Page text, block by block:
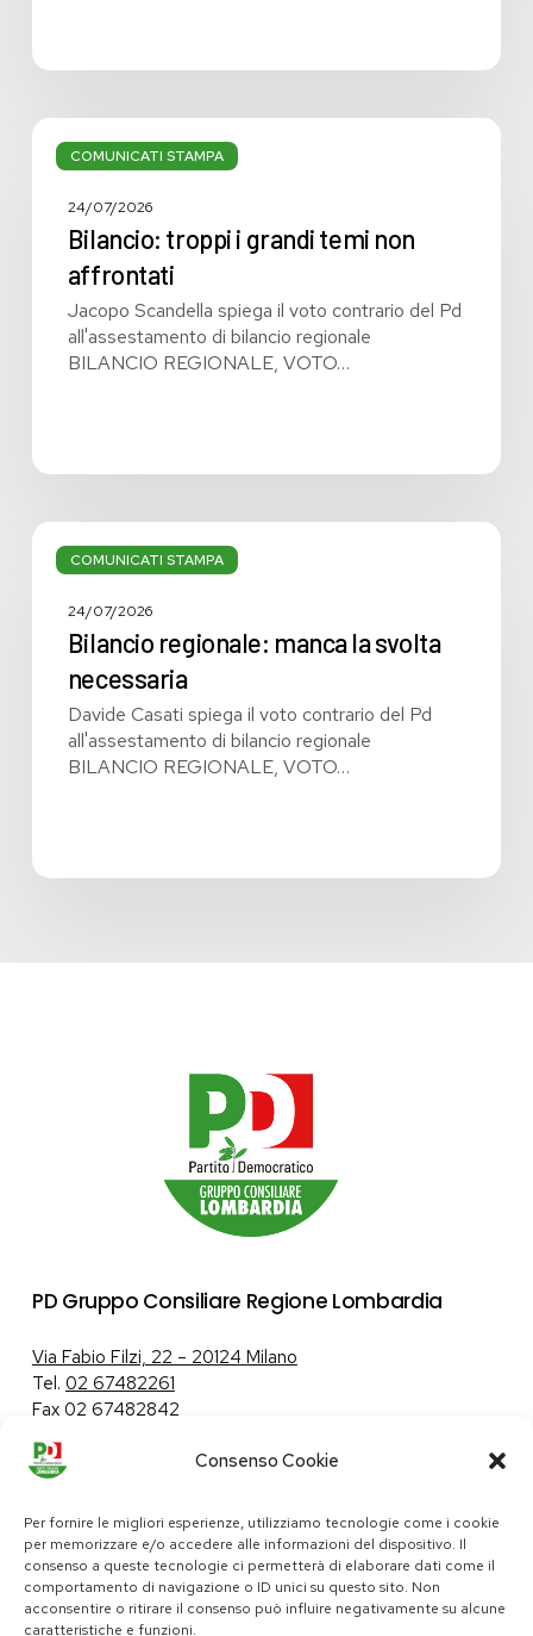
Consenso Cookie
Per fornire le migliori esperienze, utilizziamo tecnologie come i cookie
per memorizzare e/o accedere alle informazioni del dispositivo. Il
consenso a queste tecnologie ci permetterà di elaborare dati come il
comportamento di navigazione o ID unici su questo sito. Non
acconsentire o ritirare il consenso può influire negativamente su alcune
caratteristiche e funzioni.
COMUNICATI STAMPA
Bilancio:
troppi
grandi
affrontati
24/07/2026
Bilancio: troppi i grandi temi non
affrontati
Jacopo Scandella spiega il voto contrario del Pd
all'assestamento di bilancio regionale
BILANCIO REGIONALE, VOTO…
COMUNICATI STAMPA
Bilancio
regionale:
svolta
24/07/2026
Bilancio regionale: manca la svolta
necessaria
Davide Casati spiega il voto contrario del Pd
all'assestamento di bilancio regionale
BILANCIO REGIONALE, VOTO…
PD Gruppo Consiliare Regione Lombardia
Via Fabio Filzi, 22 – 20124 Milano
Tel. 02 67482261
Fax 02 67482842
Tutela dei dati personali|Politica sui cookie
pd@consiglio.regione.lombardia.it
ufficiostampa.pd@consiglio.regione.lombardia.it